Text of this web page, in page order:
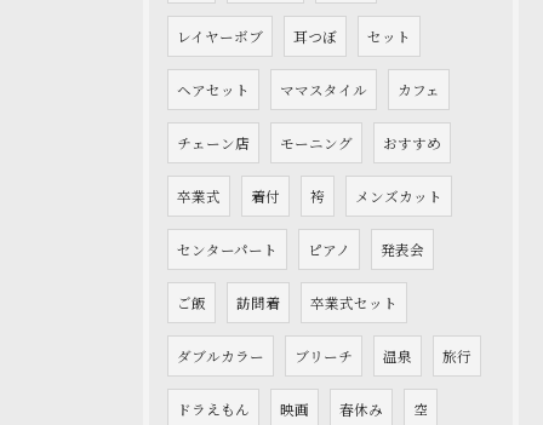
レイヤーボブ 耳つぼ セット
ヘアセット ママスタイル カフェ
チェーン店 モーニング おすすめ
卒業式 着付 袴 メンズカット
センターパート ピアノ 発表会
ご飯 訪問着 卒業式セット
ダブルカラー ブリーチ 温泉 旅行
ドラえもん 映画 春休み 空